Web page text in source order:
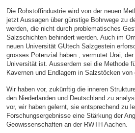
Die Rohstoffindustrie wird von der neuen
jetzt Aussagen über günstige Bohrwege zu
werden, die nicht durch problematisches
Salzschichten behindert werden. Auch im
neuen Universität GUtech Salzgestein
grosses Potenzial haben , vermutet Urai,
Universität ist. Ausserdem sei die Methode
Kavernen und Endlagern in Salzstöcken von
Wir haben vor, zukünftig die inneren
den Niederlanden und Deutschland zu
vor, wir haben gelernt, sie entsprechend zu
Forschungsergebnisse eine Stärkung der
Geowissenschaften an der RWTH Aachen.